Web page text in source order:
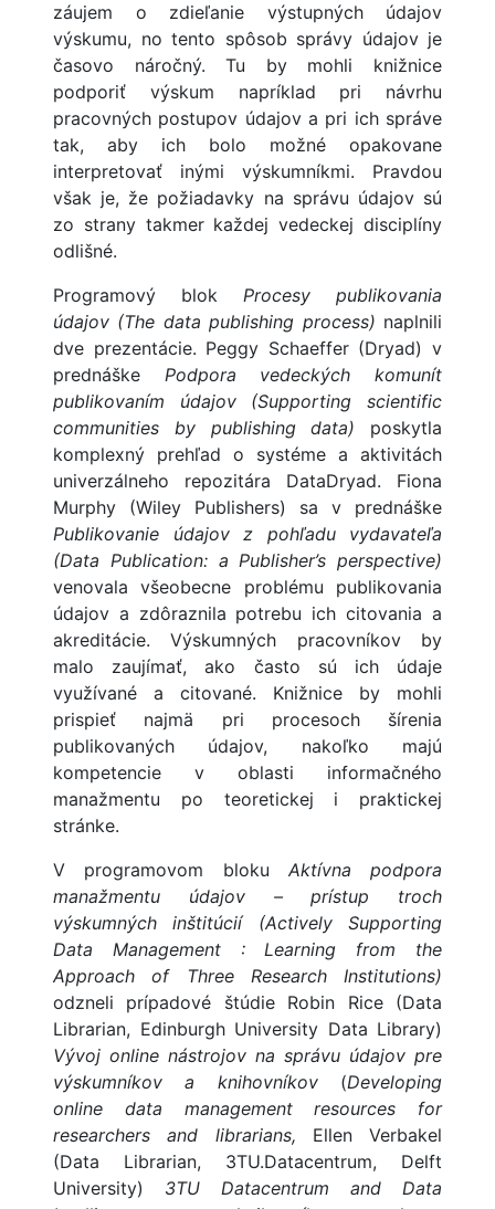
záujem o zdieľanie výstupných údajov
výskumu, no tento spôsob správy údajov je
časovo náročný. Tu by mohli knižnice
podporiť výskum napríklad pri návrhu
pracovných postupov údajov a pri ich správe
tak, aby ich bolo možné opakovane
interpretovať inými výskumníkmi. Pravdou
však je, že požiadavky na správu údajov sú
zo strany takmer každej vedeckej disciplíny
odlišné.
Programový blok Procesy publikovania
údajov (The data publishing process) naplnili
dve prezentácie. Peggy Schaeffer (Dryad) v
prednáške Podpora vedeckých komunít
publikovaním údajov (Supporting scientific
communities by publishing data) poskytla
komplexný prehľad o systéme a aktivitách
univerzálneho repozitára DataDryad. Fiona
Murphy (Wiley Publishers) sa v prednáške
Publikovanie údajov z pohľadu vydavateľa
(Data Publication: a Publisher’s perspective)
venovala všeobecne problému publikovania
údajov a zdôraznila potrebu ich citovania a
akreditácie. Výskumných pracovníkov by
malo zaujímať, ako často sú ich údaje
využívané a citované. Knižnice by mohli
prispieť najmä pri procesoch šírenia
publikovaných údajov, nakoľko majú
kompetencie v oblasti informačného
manažmentu po teoretickej i praktickej
stránke.
V programovom bloku Aktívna podpora
manažmentu údajov – prístup troch
výskumných inštitúcií (Actively Supporting
Data Management : Learning from the
Approach of Three Research Institutions)
odzneli prípadové štúdie Robin Rice (Data
Librarian, Edinburgh University Data Library)
Vývoj online nástrojov na správu údajov pre
výskumníkov a knihovníkov (Developing
online data management resources for
researchers and librarians, Ellen Verbakel
(Data Librarian, 3TU.Datacentrum, Delft
University) 3TU Datacentrum and Data